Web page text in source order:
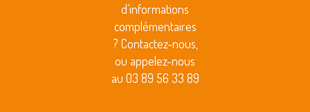
d'informations
complémentaires
? Contactez-nous,
ou appelez-nous
au 03 89 56 33 89